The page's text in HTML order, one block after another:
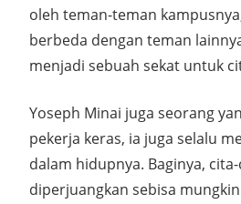
oleh teman-teman
berbeda dengan teman
menjadi sebuah sekat untuk
Yoseph Minai juga seorang
pekerja keras, ia juga selalu
dalam hidupnya. Baginya,
diperjuangkan sebisa